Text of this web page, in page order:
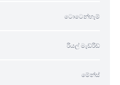
ටොටෙන්හෑම්
රියල් මැඩ්රිඩ්
මේන්ස්